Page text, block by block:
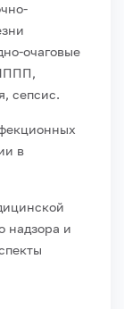
очаговые
сепсис.
в
надзора и